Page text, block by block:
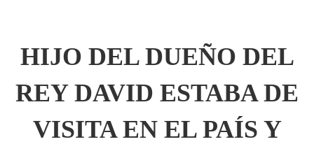
HIJO DEL DUEÑO DEL
REY DAVID ESTABA DE
VISITA EN EL PAÍS Y